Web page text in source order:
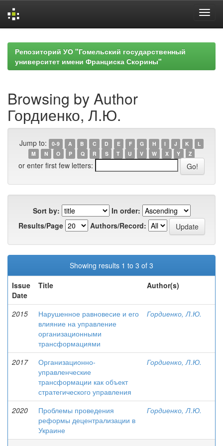
navigationРепозиторий УО "Гомельский государственный
университет имени Франциска Скорины"
Browsing by Author
Гордиенко, Л.Ю.
Jump to: 0-9 A B C D E F G H I J K
L
M
N O P Q R S T U V W X Y Z
or enter first few letters:
Sort by:
In order:
Results/Page
Authors/Record:
Showing results 1 to 3 of 3
Issue
Date
Title Author(s)
2015
Нарушенное равновесие и его
влияние на управление
организационными
трансформациями
Гордиенко, Л.Ю.
2017
Организационно-
управленческие
трансформации как объект
стратегического управления
Гордиенко, Л.Ю.
2020
Проблемы проведения
реформы децентрализации в
Украине
Гордиенко, Л.Ю.